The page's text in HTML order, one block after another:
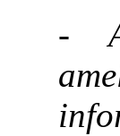
- A